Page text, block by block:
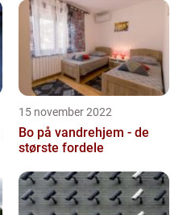
15 november 2022
Bo på vandrehjem - de
største fordele